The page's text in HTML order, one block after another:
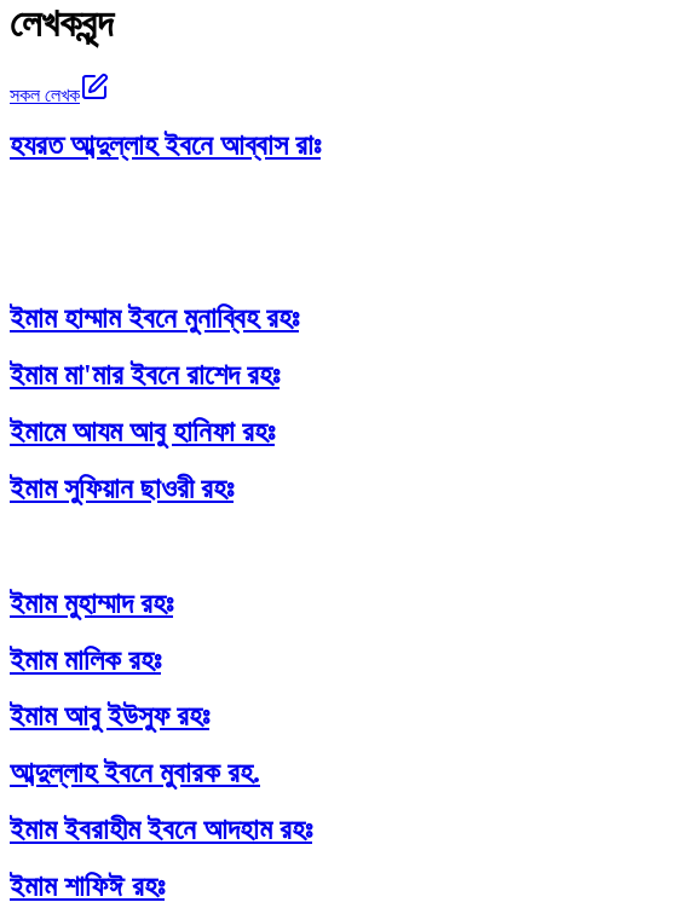
লেখকবৃন্দ
সকল লেখক
হযরত আব্দুল্লাহ ইবনে আব্বাস রাঃ
ইমাম হাম্মাম ইবনে মুনাব্বিহ রহঃ
ইমাম মা'মার ইবনে রাশেদ রহঃ
ইমামে আযম আবু হানিফা রহঃ
ইমাম সুফিয়ান ছাওরী রহঃ
ইমাম মুহাম্মাদ রহঃ
ইমাম মালিক রহঃ
ইমাম আবু ইউসুফ রহঃ
আব্দুল্লাহ ইবনে মুবারক রহ.
ইমাম ইবরাহীম ইবনে আদহাম রহঃ
ইমাম শাফিঈ রহঃ